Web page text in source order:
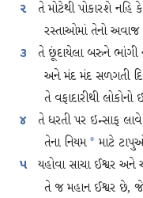
૨
તે મોટેથી પોકારશે
રસ્તાઓમાં તેનો
૩
તે છૂંદાયેલા બરુને ભાંગી
અને મંદ મંદ સળગતી
તે વફાદારીથી
૪ તે ધરતી પર ઇન્સાફ
તેના નિયમ * માટે
૫
યહોવા સાચા ઈશ્વર
તે જ મહાન ઈશ્વર છે,